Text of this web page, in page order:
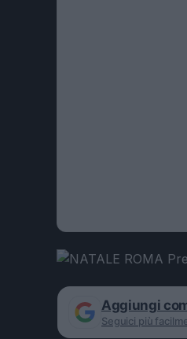
Aggiungi
Seguici più